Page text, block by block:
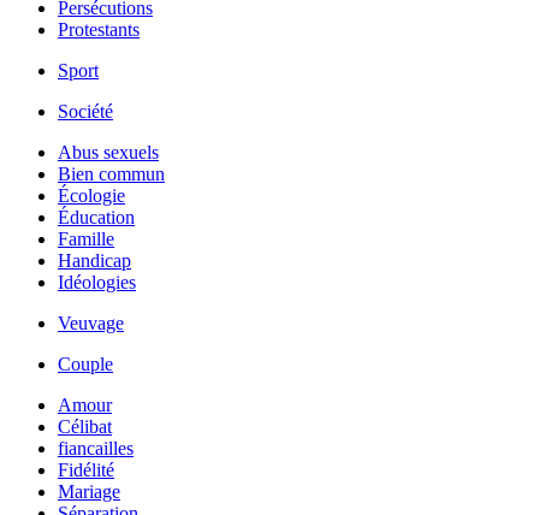
Persécutions
Protestants
Sport
Société
Abus sexuels
Bien commun
Écologie
Éducation
Famille
Handicap
Idéologies
Veuvage
Couple
Amour
Célibat
fiancailles
Fidélité
Mariage